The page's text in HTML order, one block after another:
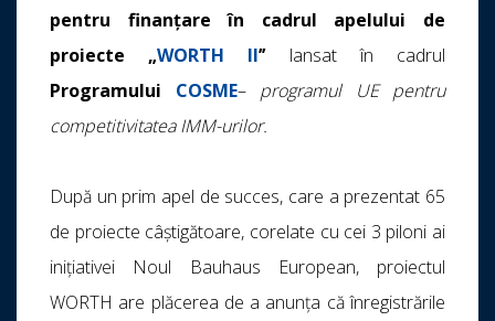
pentru finanțare în cadrul apelului de
proiecte „WORTH II’’ lansat în cadrul
Programului COSME– programul UE pentru
competitivitatea IMM-urilor.
După un prim apel de succes, care a prezentat 65
de proiecte câștigătoare, corelate cu cei 3 piloni ai
inițiativei Noul Bauhaus European, proiectul
WORTH are plăcerea de a anunța că înregistrările